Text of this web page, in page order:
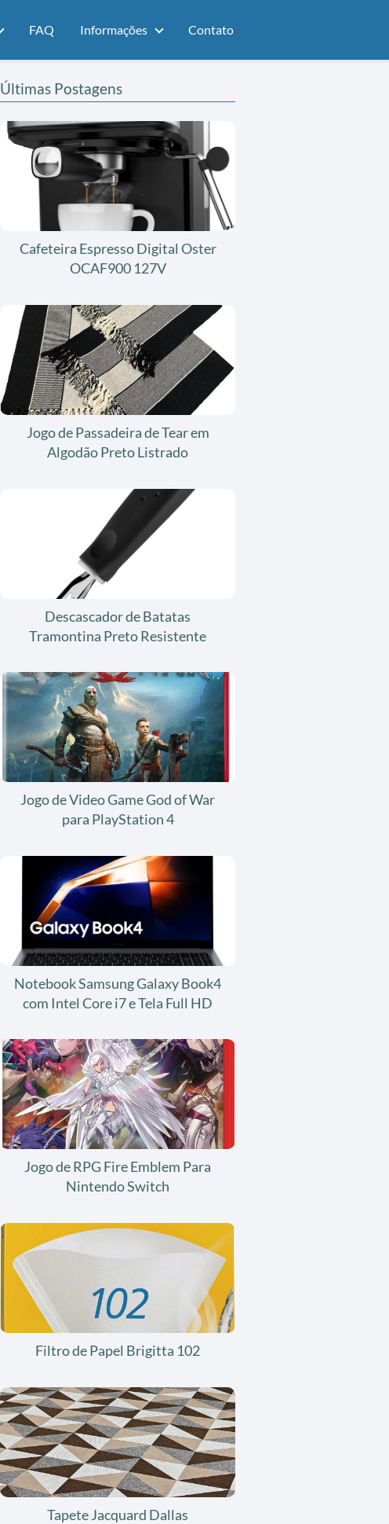
FAQ Informações Contato
Últimas Postagens
Cafeteira Espresso Digital Oster
OCAF900 127V
Jogo de Passadeira de Tear em
Algodão Preto Listrado
Descascador de Batatas
Tramontina Preto Resistente
Jogo de Video Game God of War
para PlayStation 4
Notebook Samsung Galaxy Book4
com Intel Core i7 e Tela Full HD
Jogo de RPG Fire Emblem Para
Nintendo Switch
Filtro de Papel Brigitta 102
Tapete Jacquard Dallas